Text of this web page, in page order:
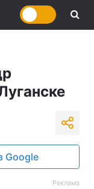
Google
Реклама